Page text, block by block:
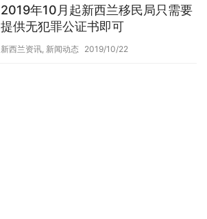
2019年10月起新西兰移民局只需要
提供无犯罪公证书即可
新西兰资讯, 新闻动态 2019/10/22